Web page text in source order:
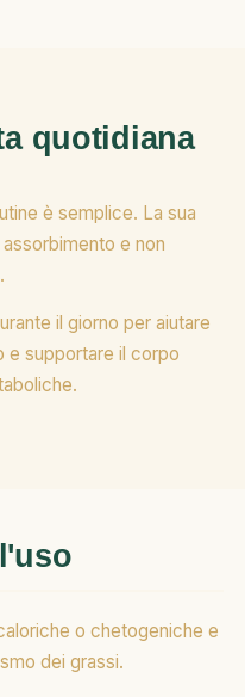
quotidiana
è semplice. La sua
e non
il giorno per aiutare
e supportare il corpo
o chetogeniche e
dei grassi.